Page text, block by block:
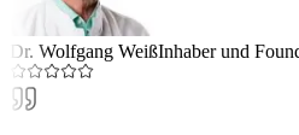
Dr. Wolfgang WeißInhaber und